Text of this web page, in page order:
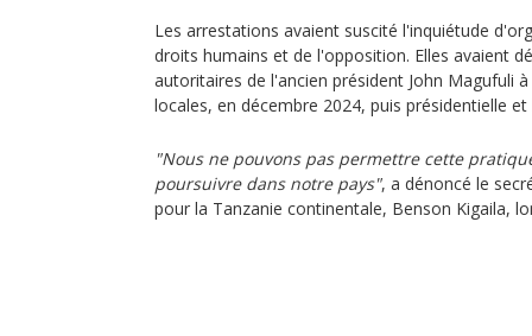
Les arrestations avaient suscité l'inquiétude
droits humains et de l'opposition. Elles avaient
autoritaires de l'ancien président John Magufuli
locales, en décembre 2024, puis présidentielle et
"Nous ne pouvons pas permettre cette
poursuivre dans notre pays", a dénoncé le
pour la Tanzanie continentale, Benson Kigaila,